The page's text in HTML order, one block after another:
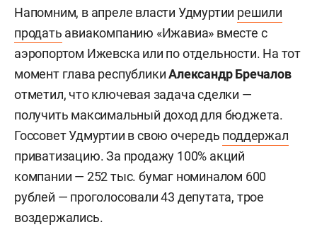
Напомним, в апреле власти Удмуртии решили
продать авиакомпанию «Ижавиа» вместе с
аэропортом Ижевска или по отдельности. На тот
момент глава республикиАлександр Бречалов
отметил, что ключевая задача сделки —
получить максимальный доход для бюджета.
Госсовет Удмуртии в свою очередь поддержал
приватизацию. За продажу 100% акций
компании — 252 тыс. бумаг номиналом 600
рублей — проголосовали 43 депутата, трое
воздержались.